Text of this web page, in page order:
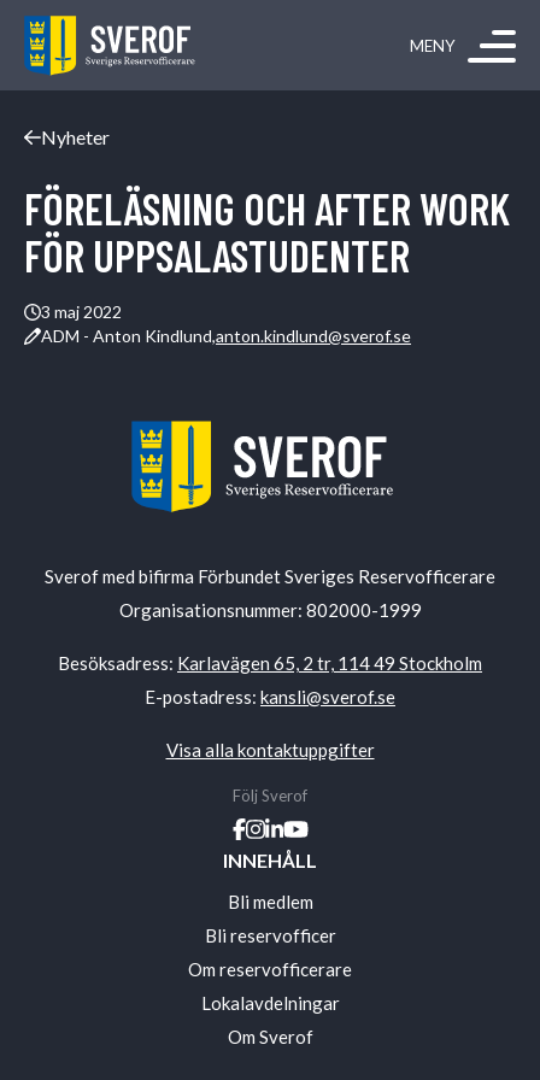
Hoppa till innehåll
Nyheter
FÖRELÄSNING OCH AFTER WORK
FÖR UPPSALASTUDENTER
3 maj 2022
ADM - Anton Kindlund,anton.kindlund@sverof.se
Sverof med bifirma Förbundet Sveriges Reservofficerare
Organisationsnummer: 802000-1999
Besöksadress: Karlavägen 65, 2 tr, 114 49 Stockholm
E-postadress: kansli@sverof.se
Visa alla kontaktuppgifter
Följ Sverof
INNEHÅLL
Bli medlem
Bli reservofficer
Om reservofficerare
Lokalavdelningar
Om Sverof